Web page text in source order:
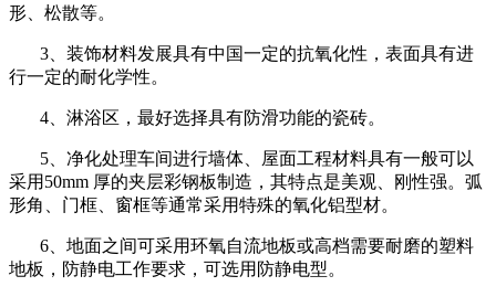
形、松散等。
3、装饰材料发展具有中国一定的抗氧化性，表面具有进
行一定的耐化学性。
4、淋浴区，最好选择具有防滑功能的瓷砖。
5、净化处理车间进行墙体、屋面工程材料具有一般可以
采用50mm 厚的夹层彩钢板制造，其特点是美观、刚性强。弧
形角、门框、窗框等通常采用特殊的氧化铝型材。
6、地面之间可采用环氧自流地板或高档需要耐磨的塑料
地板，防静电工作要求，可选用防静电型。